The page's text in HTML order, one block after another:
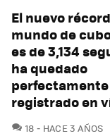
El nuevo
mundo de
es de 3,134
ha quedado
perfectamente
registrado en
18 COMENTARIOS
HACE 3 AÑOS